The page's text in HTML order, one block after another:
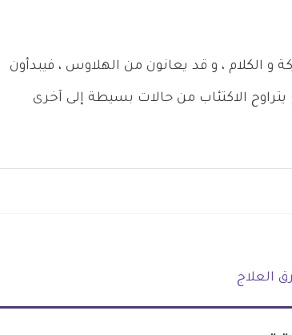
و الكلام ، و قد يعانون من الهلاوس ، فيبدأون
الاكتئاب من حالات بسيطة إلى آخرى
العلاج